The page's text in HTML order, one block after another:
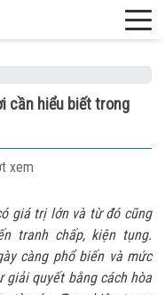
cần hiểu biết trong
xem
giá trị lớn và từ đó cũng
tranh chấp, kiện tụng.
càng phổ biến và mức
giải quyết bằng cách hòa